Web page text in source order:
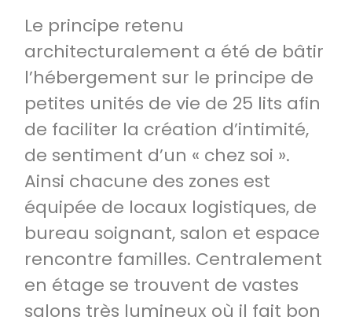
Le principe retenu
architecturalement a été de bâtir
l’hébergement sur le principe de
petites unités de vie de 25 lits afin
de faciliter la création d’intimité,
de sentiment d’un « chez soi ».
Ainsi chacune des zones est
équipée de locaux logistiques, de
bureau soignant, salon et espace
rencontre familles. Centralement
en étage se trouvent de vastes
salons très lumineux où il fait bon